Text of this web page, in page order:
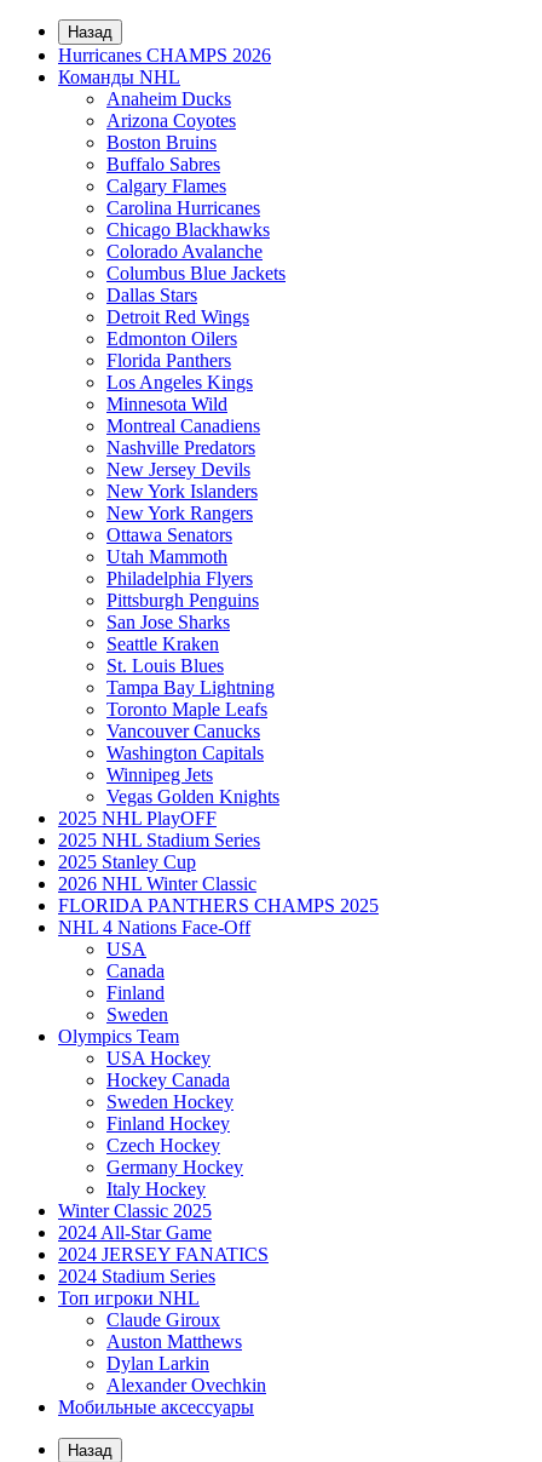
Назад
Hurricanes CHAMPS 2026
Команды NHL
Anaheim Ducks
Arizona Coyotes
Boston Bruins
Buffalo Sabres
Calgary Flames
Carolina Hurricanes
Chicago Blackhawks
Colorado Avalanche
Columbus Blue Jackets
Dallas Stars
Detroit Red Wings
Edmonton Oilers
Florida Panthers
Los Angeles Kings
Minnesota Wild
Montreal Canadiens
Nashville Predators
New Jersey Devils
New York Islanders
New York Rangers
Ottawa Senators
Utah Mammoth
Philadelphia Flyers
Pittsburgh Penguins
San Jose Sharks
Seattle Kraken
St. Louis Blues
Tampa Bay Lightning
Toronto Maple Leafs
Vancouver Canucks
Washington Capitals
Winnipeg Jets
Vegas Golden Knights
2025 NHL PlayOFF
2025 NHL Stadium Series
2025 Stanley Cup
2026 NHL Winter Classic
FLORIDA PANTHERS CHAMPS 2025
NHL 4 Nations Face-Off
USA
Canada
Finland
Sweden
Olympics Team
USA Hockey
Hockey Canada
Sweden Hockey
Finland Hockey
Czech Hockey
Germany Hockey
Italy Hockey
Winter Classic 2025
2024 All-Star Game
2024 JERSEY FANATICS
2024 Stadium Series
Топ игроки NHL
Claude Giroux
Auston Matthews
Dylan Larkin
Alexander Ovechkin
Мобильные аксессуары
Назад